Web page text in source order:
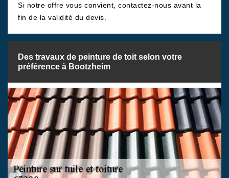
Si notre offre vous convient, contactez-nous avant la
fin de la validité du devis.
Des travaux de peinture de toit selon votre
préférence à Bootzheim